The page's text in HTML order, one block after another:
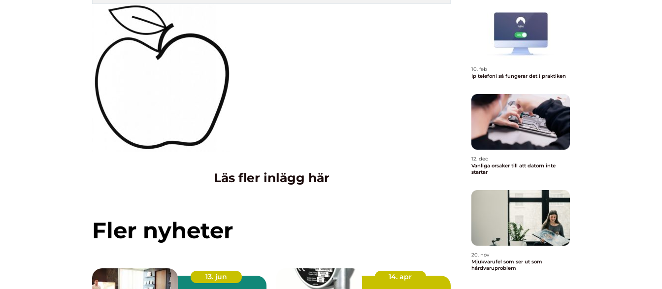
Läs fler inlägg här
Fler nyheter
13. jun
14. apr
10. feb
Ip telefoni så fungerar det i praktiken
12. dec
Vanliga orsaker till att datorn inte
startar
20. nov
Mjukvarufel som ser ut som
hårdvaruproblem